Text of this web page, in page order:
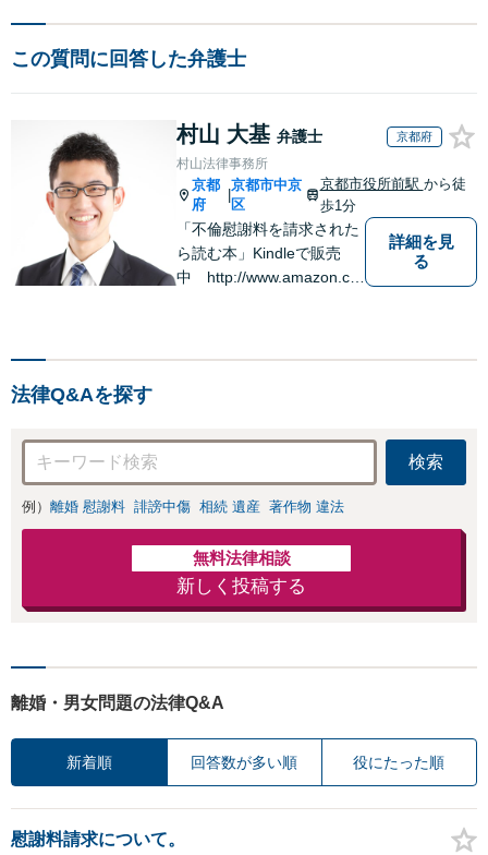
この質問に回答した弁護士
村山 大基 弁護士 京都府
村山法律事務所
京都
府
|
京都市中京
区
京都市役所前駅 から徒
歩1分
「不倫慰謝料を請求された
ら読む本」Kindleで販売
中 http://www.amazon.co.
詳細を見
る
法律Q&Aを探す
検索
例） 離婚 慰謝料 誹謗中傷 相続 遺産 著作物 違法
無料法律相談
新しく投稿する
離婚・男女問題の法律Q&A
新着順 回答数が多い順 役にたった順
慰謝料請求について。